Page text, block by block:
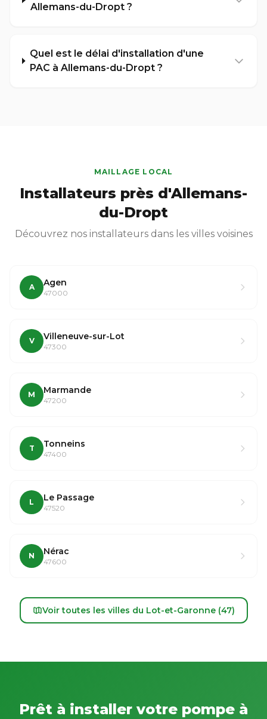
Allemans-du-Dropt ?
Quel est le délai d'installation d'une
PAC à Allemans-du-Dropt ?
MAILLAGE LOCAL
Installateurs près d'Allemans-
du-Dropt
Découvrez nos installateurs dans les villes voisines
A Agen
47000
V Villeneuve-sur-Lot
47300
M Marmande
47200
T Tonneins
47400
L Le Passage
47520
N Nérac
47600
Voir toutes les villes du Lot-et-Garonne (47)
Prêt à installer votre pompe à